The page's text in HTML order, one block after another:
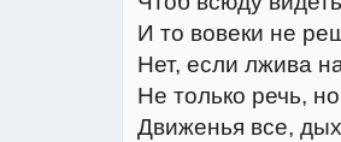
И то вовеки не
Нет, если лжива
Не только речь,
Движенья все,